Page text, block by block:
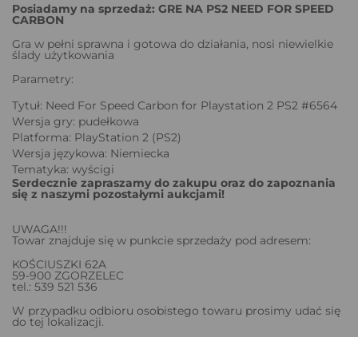
Posiadamy na sprzedaż: GRE NA PS2 NEED FOR SPEED
CARBON
Gra w pełni sprawna i gotowa do działania, nosi niewielkie
ślady użytkowania
Parametry:
Tytuł: Need For Speed Carbon for Playstation 2 PS2 #6564
Wersja gry: pudełkowa
Platforma: PlayStation 2 (PS2)
Wersja językowa: Niemiecka
Tematyka: wyścigi
Serdecznie zapraszamy do zakupu oraz do zapoznania
się z naszymi pozostałymi aukcjami!
UWAGA!!!
Towar znajduje się w punkcie sprzedaży pod adresem:
KOŚCIUSZKI 62A
59-900 ZGORZELEC
tel.: 539 521 536
W przypadku odbioru osobistego towaru prosimy udać się
do tej lokalizacji.